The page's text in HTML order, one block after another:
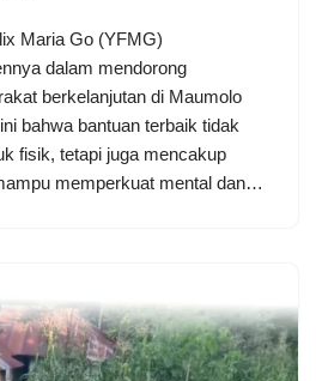
Maria Go (YFMG)
dalam mendorong
berkelanjutan di Maumolo
bahwa bantuan terbaik tidak
fisik, tetapi juga mencakup
memperkuat mental dan…